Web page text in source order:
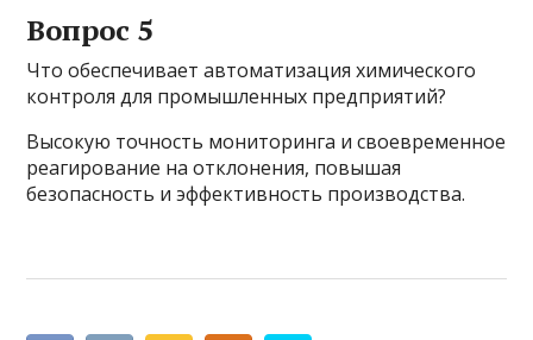
Вопрос 5
Что обеспечивает автоматизация химического
контроля для промышленных предприятий?
Высокую точность мониторинга и своевременное
реагирование на отклонения, повышая
безопасность и эффективность производства.